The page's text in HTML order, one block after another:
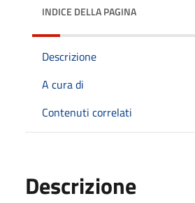
INDICE DELLA PAGINA
Descrizione
A cura di
Contenuti correlati
Descrizione